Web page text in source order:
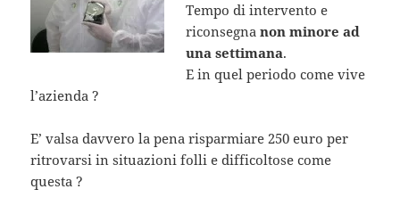
Tempo di intervento e
riconsegnanon minore ad
una settimana.
E in quel periodo come vive
l’azienda ?
E’ valsa davvero la pena risparmiare 250 euro per
ritrovarsi in situazioni folli e difficoltose come
questa ?